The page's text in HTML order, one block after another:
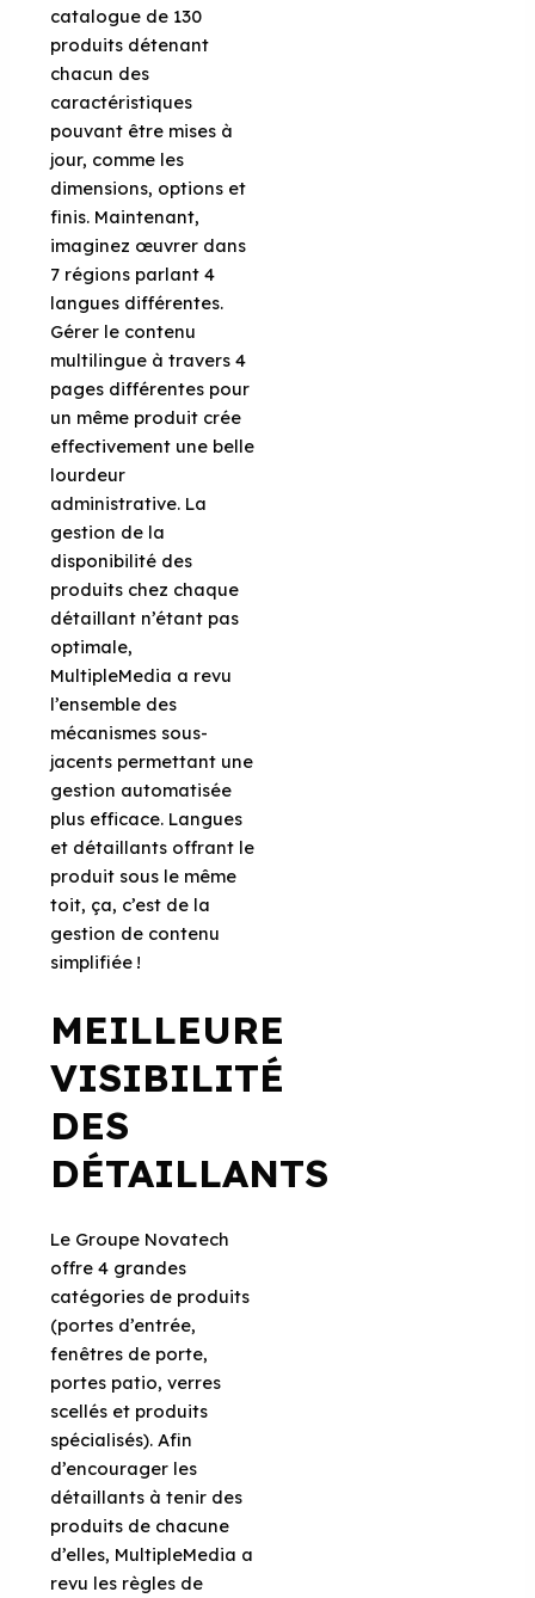
catalogue de 130
produits détenant
chacun des
caractéristiques
pouvant être mises à
jour, comme les
dimensions, options et
finis. Maintenant,
imaginez œuvrer dans
7 régions parlant 4
langues différentes.
Gérer le contenu
multilingue à travers 4
pages différentes pour
un même produit crée
effectivement une belle
lourdeur
administrative. La
gestion de la
disponibilité des
produits chez chaque
détaillant n’étant pas
optimale,
MultipleMedia a revu
l’ensemble des
mécanismes sous-
jacents permettant une
gestion automatisée
plus efficace. Langues
et détaillants offrant le
produit sous le même
toit, ça, c’est de la
gestion de contenu
simplifiée !
MEILLEURE
VISIBILITÉ
DES
DÉTAILLANTS
Le Groupe Novatech
offre 4 grandes
catégories de produits
(portes d’entrée,
fenêtres de porte,
portes patio, verres
scellés et produits
spécialisés). Afin
d’encourager les
détaillants à tenir des
produits de chacune
d’elles, MultipleMedia a
revu les règles de